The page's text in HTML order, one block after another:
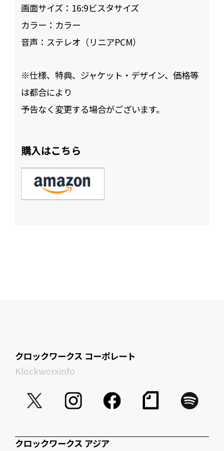
画面サイズ： 16:9ビスタサイズ
カラー： カラー
音声： ステレオ（リニアPCM）
※仕様、特典、ジャケット・デザイン、価格等
は都合により
予告なく変更する場合がございます。
購入はこちら
クロックワークス コーポレート
Klockworxinfo
クロックワークス アジア